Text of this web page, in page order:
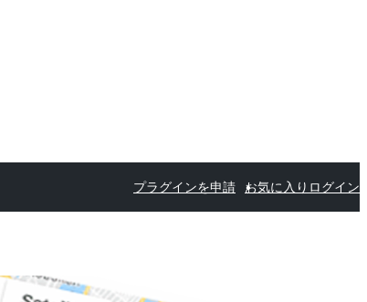
プラグインを申請 お気に入り ログイン